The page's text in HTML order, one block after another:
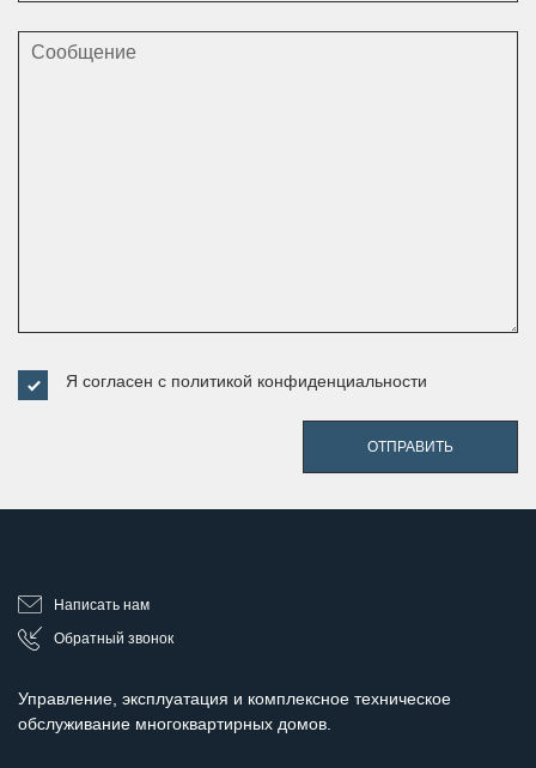
Я согласен с политикой конфиденциальности
ОТПРАВИТЬ
Написать нам
Обратный звонок
Управление, эксплуатация и комплексное техническое
обслуживание многоквартирных домов.